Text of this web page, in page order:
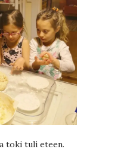
toki tuli eteen.